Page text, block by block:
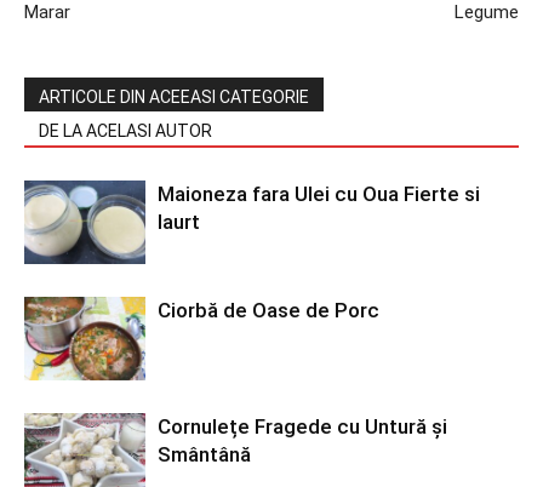
Marar
Legume
ARTICOLE DIN ACEEASI CATEGORIE
DE LA ACELASI AUTOR
Maioneza fara Ulei cu Oua Fierte si
Iaurt
Ciorbă de Oase de Porc
Cornulețe Fragede cu Untură și
Smântână